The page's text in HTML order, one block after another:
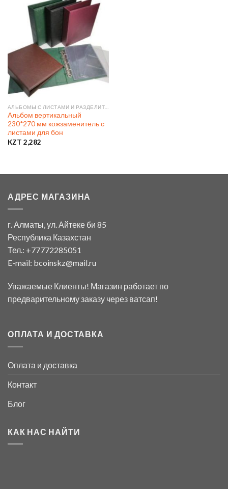
Альбом вертикальный
230*270 мм кожзаменитель с
листами для бон
KZT 2,282
АДРЕС МАГАЗИНА
г. Алматы, ул. Айтеке би 85
Республика Казахстан
Тел.: +77772285051
E-mail: bcoinskz@mail.ru
Уважаемые Клиенты! Магазин работает по
предварительному заказу через ватсап!
ОПЛАТА И ДОСТАВКА
Оплата и доставка
Контакт
Блог
КАК НАС НАЙТИ